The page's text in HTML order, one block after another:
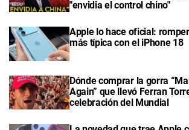
"envidia el control chino"
Apple lo hace oficial:
más típica con el iPhone 18
Dónde comprar la gorra
Again” que llevó Ferran
celebración del Mundial